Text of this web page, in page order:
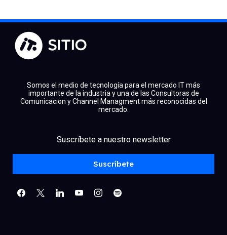
Somos el medio de tecnología para el mercado IT más
importante de la industria y una de las Consultoras de
Comunicacion y Channel Managment más reconocidas del
mercado.
Suscríbete a nuestro newsletter
Suscríbete
linkedinyoutubeinstagram
spotify